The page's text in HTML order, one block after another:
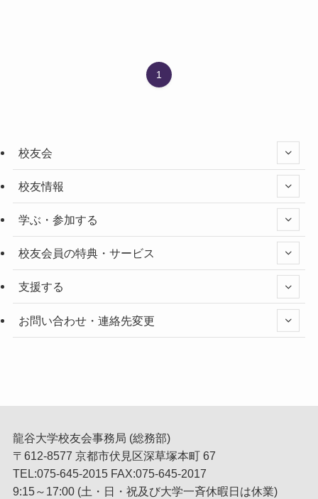
1
校友会
校友情報
学ぶ・参加する
校友会員の特典・サービス
支援する
お問い合わせ・連絡先変更
龍谷大学校友会事務局 (総務部)
〒612-8577 京都市伏見区深草塚本町 67
TEL:075-645-2015 FAX:075-645-2017
9:15～17:00 (土・日・祝及び大学一斉休暇日は休業)